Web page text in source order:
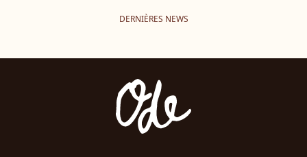
DERNIÈRES NEWS